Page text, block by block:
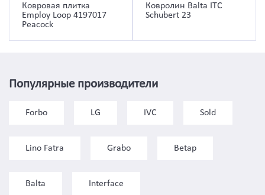
Ковровая плитка
Employ Loop 4197017
Peacock
Ковролин Balta ITC
Schubert 23
Популярные производители
Forbo LG IVC Sold
Lino Fatra Grabo Betap
Balta Interface